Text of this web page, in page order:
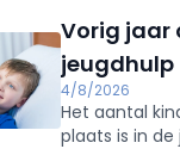
Vorig jaar
jeugdhulp
4/8/2026
Het aantal
plaats is in